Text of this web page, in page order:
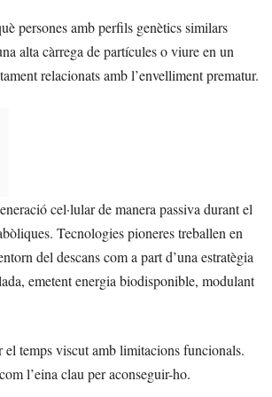
persones amb perfils genètics similars
alta càrrega de partícules o viure en un
relacionats amb l’envelliment prematur.
cel·lular de manera passiva durant el
Tecnologies pioneres treballen en
del descans com a part d’una estratègia
emetent energia biodisponible, modulant
el temps viscut amb limitacions funcionals.
l’eina clau per aconseguir-ho.